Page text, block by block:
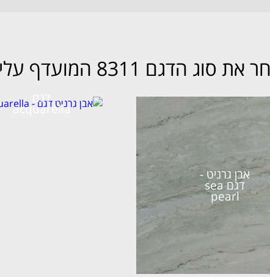
סוג הדגם 8311 המועדף עלייך
אבן גרניט -
דגם sea
pearl
דגם
acquarella